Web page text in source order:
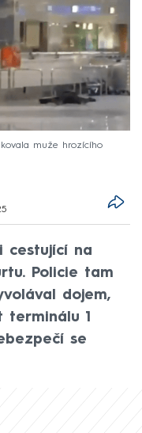
muže hrozícího
cestující na
Policie tam
dojem,
terminálu 1
se